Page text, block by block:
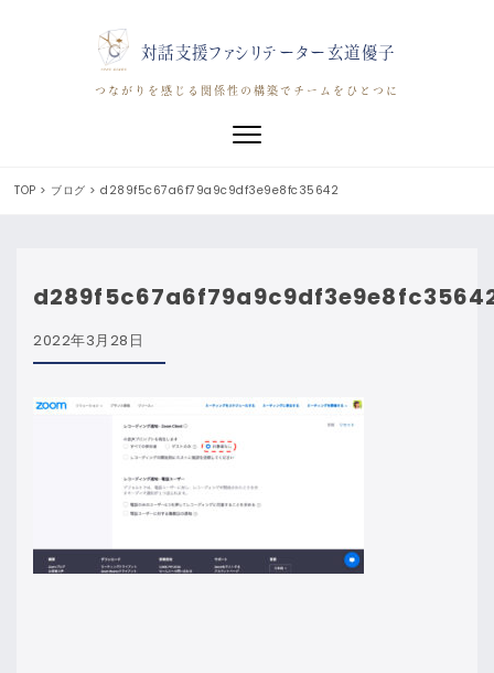
対話支援ファシリテーター玄道優子
つながりを感じる関係性の構築でチームをひとつに
Toggle navigation
TOP > ブログ > d289f5c67a6f79a9c9df3e9e8fc35642
2022年3月28日